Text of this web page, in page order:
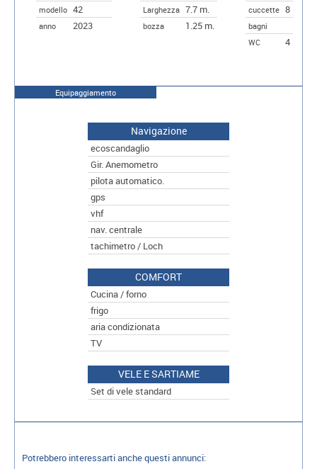
modello 42
anno 2023
Larghezza 7.7 m.
bozza 1.25 m.
cuccette 8
bagni
WC
4
Equipaggiamento
Navigazione
ecoscandaglio
Gir. Anemometro
pilota automatico.
gps
vhf
nav. centrale
tachimetro / Loch
COMFORT
Cucina / forno
frigo
aria condizionata
TV
VELE E SARTIAME
Set di vele standard
Potrebbero interessarti anche questi annunci: